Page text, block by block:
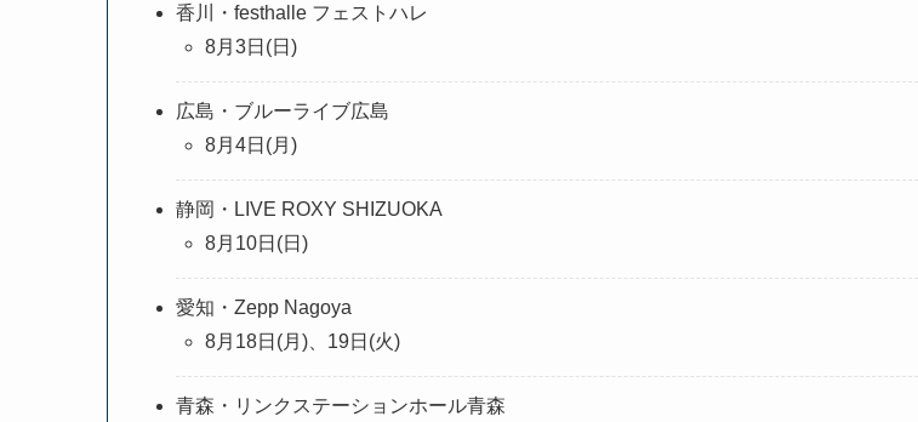
香川・festhalle フェストハレ
8月3日(日)
広島・ブルーライブ広島
8月4日(月)
静岡・LIVE ROXY SHIZUOKA
8月10日(日)
愛知・Zepp Nagoya
8月18日(月)、19日(火)
青森・リンクステーションホール青森